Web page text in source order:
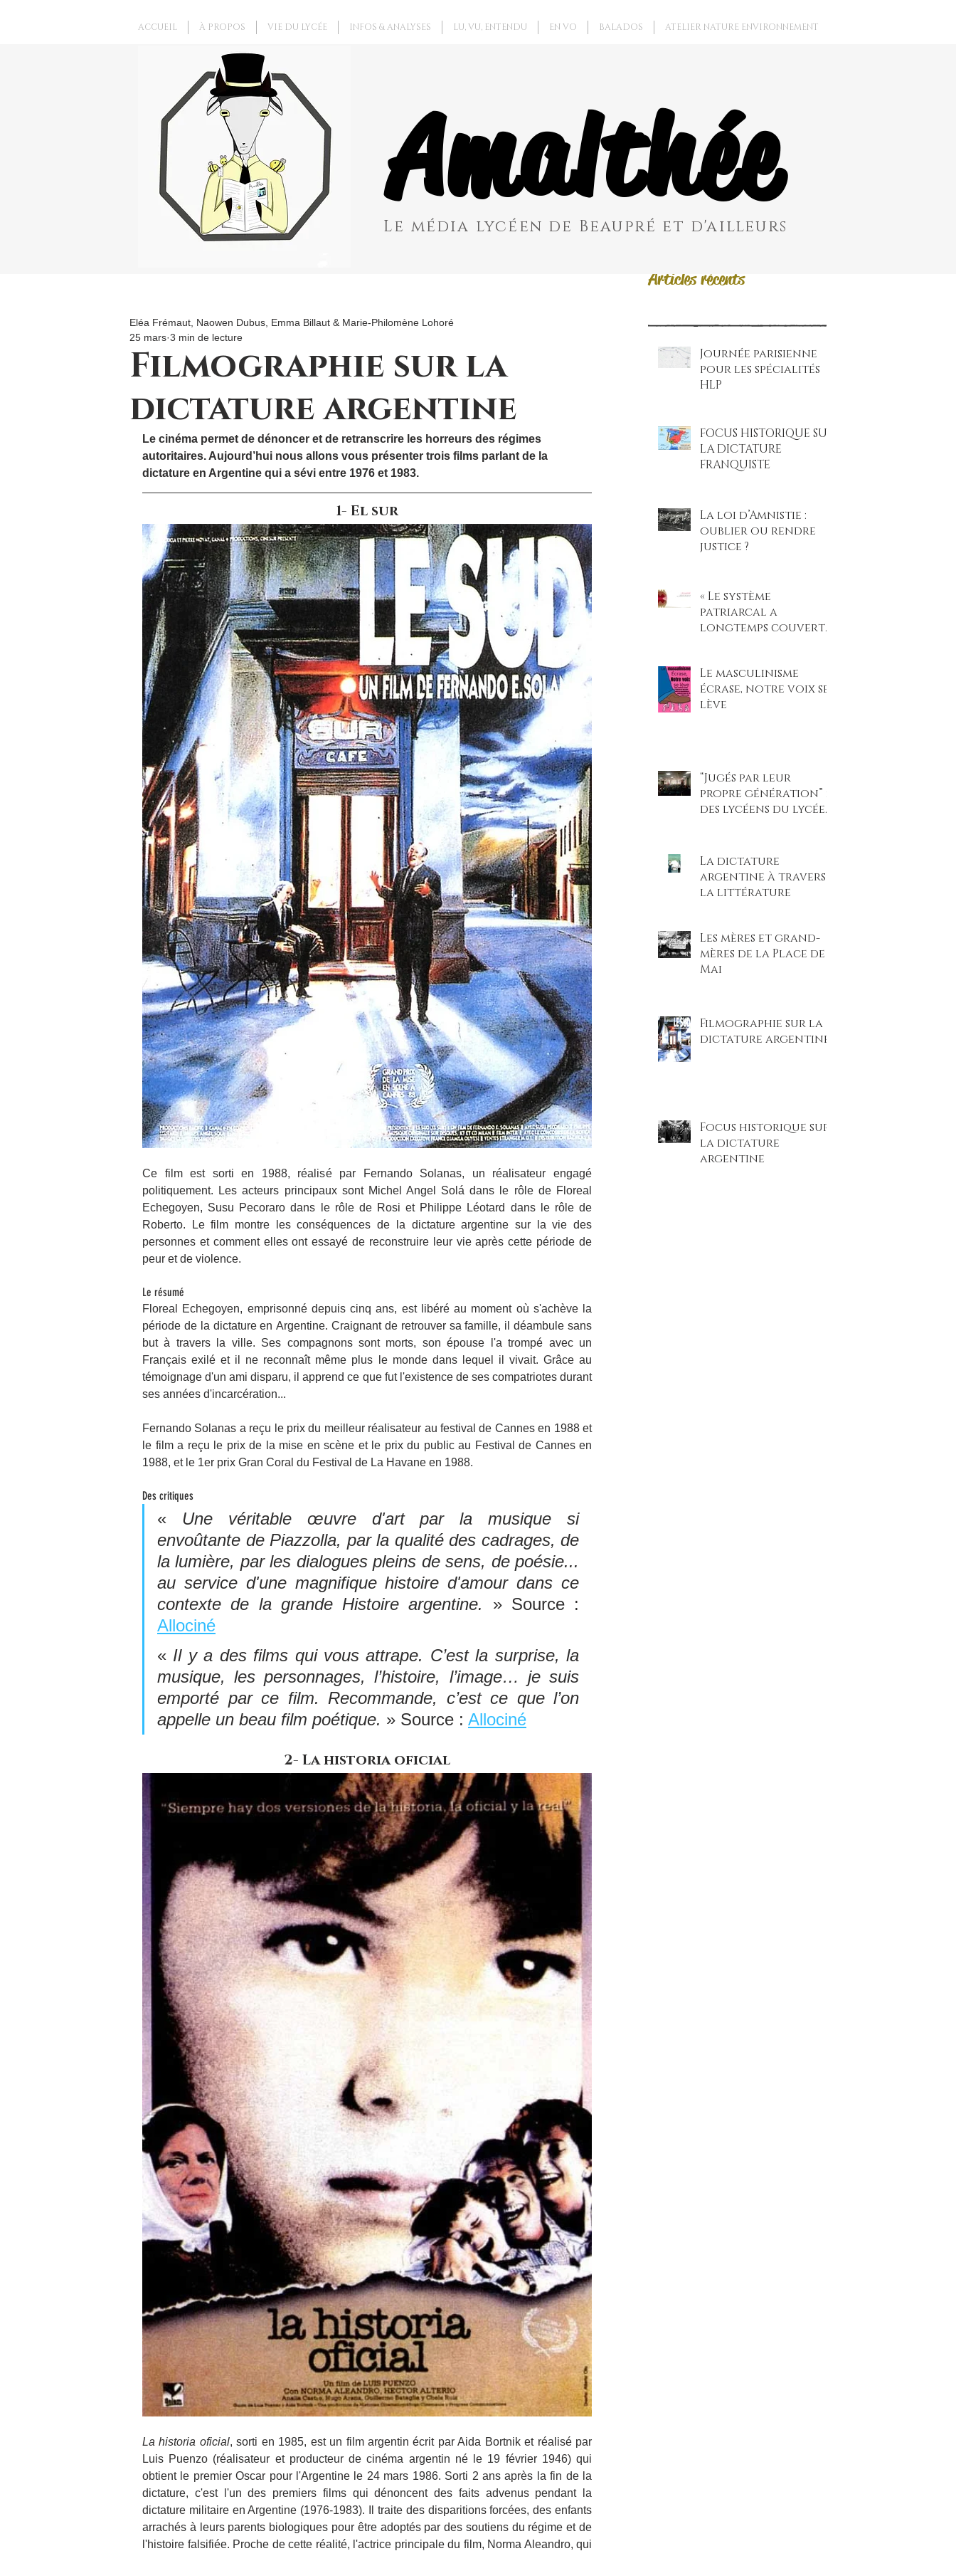
Revenez bientôt
Dès que de
nouveaux posts
seront publiés,
Articles récents
Filmographie sur la
dictature argentine
Eléa Frémaut, Naowen Dubus, Emma Billaut & Marie-Philomène Lohoré
25 mars 3 min de lecture
Le cinéma permet de dénoncer et de retranscrire les horreurs des régimes
autoritaires. Aujourd’hui nous allons vous présenter trois films parlant de la
dictature en Argentine qui a sévi entre 1976 et 1983.
1- El sur
Ce film est sorti en 1988, réalisé par Fernando Solanas, un réalisateur engagé
politiquement. Les acteurs principaux sont Michel Angel Solá dans le rôle de Floreal
Echegoyen, Susu Pecoraro dans le rôle de Rosi et Philippe Léotard dans le rôle de
Roberto. Le film montre les conséquences de la dictature argentine sur la vie des
personnes et comment elles ont essayé de reconstruire leur vie après cette période de
peur et de violence.
Le résumé
Floreal Echegoyen, emprisonné depuis cinq ans, est libéré au moment où s'achève la
période de la dictature en Argentine. Craignant de retrouver sa famille, il déambule sans
but à travers la ville. Ses compagnons sont morts, son épouse l'a trompé avec un
Français exilé et il ne reconnaît même plus le monde dans lequel il vivait. Grâce au
témoignage d'un ami disparu, il apprend ce que fut l'existence de ses compatriotes durant
ses années d'incarcération...
Fernando Solanas a reçu le prix du meilleur réalisateur au festival de Cannes en 1988 et
le film a reçu le prix de la mise en scène et le prix du public au Festival de Cannes en
1988, et le 1er prix Gran Coral du Festival de La Havane en 1988.
Des critiques
« Une véritable œuvre d'art par la musique si
envoûtante de Piazzolla, par la qualité des cadrages, de
la lumière, par les dialogues pleins de sens, de poésie...
au service d'une magnifique histoire d'amour dans ce
contexte de la grande Histoire argentine.
Allociné
« Il y a des films qui vous attrape. C’est la surprise, la
musique, les personnages, l’histoire, l’image… je suis
emporté par ce film. Recommande, c’est ce que l’on
appelle un beau film poétique. » Source : Allociné
2- La historia oficial
La historia oficial, sorti en 1985, est un film argentin écrit par Aida Bortnik et réalisé par
Luis Puenzo (réalisateur et producteur de cinéma argentin né le 19 février 1946) qui
obtient le premier Oscar pour l'Argentine le 24 mars 1986. Sorti 2 ans après la fin de la
dictature, c'est l'un des premiers films qui dénoncent des faits advenus pendant la
dictature militaire en Argentine (1976-1983). Il traite des disparitions forcées, des enfants
arrachés à leurs parents biologiques pour être adoptés par des soutiens du régime et de
l'histoire falsifiée. Proche de cette réalité, l'actrice principale du film, Norma Aleandro, qui
Journée parisienne
pour les spécialités
HLP
FOCUS HISTORIQUE SUR
LA DICTATURE
FRANQUISTE
La loi d’Amnistie :
oublier ou rendre
justice ?
« Le système
patriarcal a
longtemps couvert
femmes »
Le masculinisme
écrase, notre voix se
lève
“Jugés par leur
propre génération” :
des lycéens du lycée
climatique
percutant
La dictature
argentine à travers
la littérature
Les mères et grand-
mères de la Place de
Mai
Filmographie sur la
dictature argentine
Focus historique sur
la dictature
argentine
ACCUEIL À PROPOS VIE DU LYCÉE INFOS & ANALYSES LU, VU, ENTENDU EN VO BALADOS ATELIER NATURE ENVIRONNEMENT
Le média lycéen de Beaupré et d'ailleurs
Amalthée